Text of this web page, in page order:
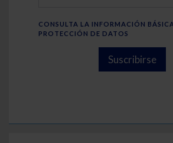
CONSULTA LA INFORMACIÓN
PROTECCIÓN DE DATOS
Suscribirse